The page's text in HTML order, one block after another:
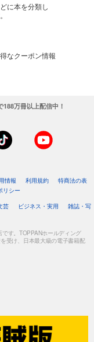
に本を分類し
なクーポン情報
万冊以上配信中！
情報 利用規約
特商法の表
リシー
芸 ビジネス・実用
雑誌・写
す。TOPPANホールディング
受け、日本最大級の電子書籍配